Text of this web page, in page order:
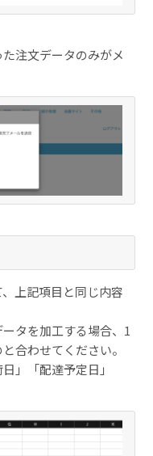
注文データのみがメ
上記項目と同じ内容
タを加工する場合、1
合わせてください。
」「配達予定日」